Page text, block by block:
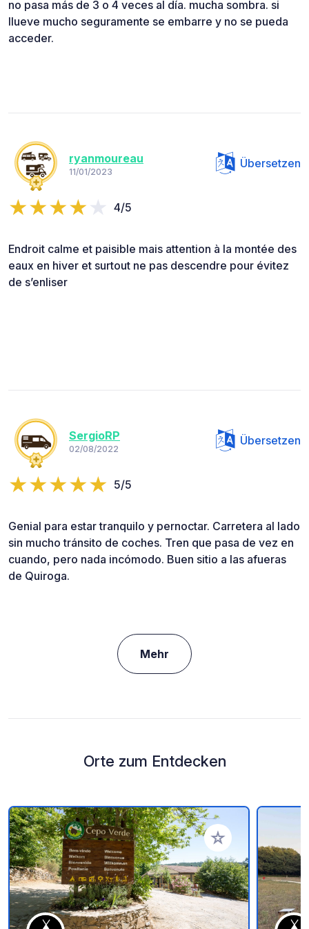
no pasa más de 3 o 4 veces al día. mucha sombra. si
llueve mucho seguramente se embarre y no se pueda
acceder.
ryanmoureau
11/01/2023
Übersetzen
4/5
Endroit calme et paisible mais attention à la montée des
eaux en hiver et surtout ne pas descendre pour évitez
de s’enliser
SergioRP
02/08/2022
Übersetzen
5/5
Genial para estar tranquilo y pernoctar. Carretera al lado
sin mucho tránsito de coches. Tren que pasa de vez en
cuando, pero nada incómodo. Buen sitio a las afueras
de Quiroga.
Mehr
Orte zum Entdecken
Zu Ihren Favoriten